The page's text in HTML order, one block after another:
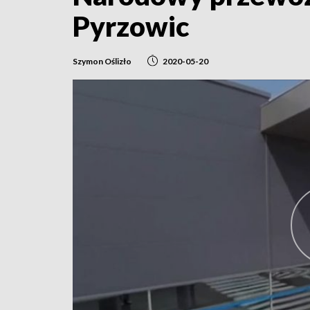
Pyrzowic
Szymon Oślizło 2020-05-20